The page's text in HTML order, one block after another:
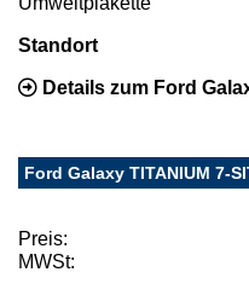
Standort
Details zum Ford
Ford Galaxy TITANIUM 7-
Preis:
MWSt: